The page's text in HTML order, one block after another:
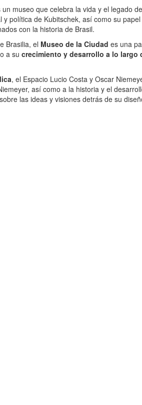
un museo que celebra la vida y el legado
política de Kubitschek, así como su
con la historia de Brasil.
Brasilia, el Museo de la Ciudad es una
a su crecimiento y desarrollo a lo largo
, el Espacio Lucio Costa y Oscar
así como a la historia y el
las ideas y visiones detrás de su